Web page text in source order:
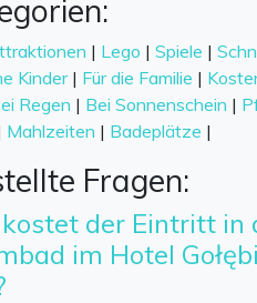
| Lego | Spiele |
Kinder| Für die Familie |
Regen | Bei Sonnenschein |
Mahlzeiten | Badeplätze |
Fragen:
der Eintritt in
im Hotel